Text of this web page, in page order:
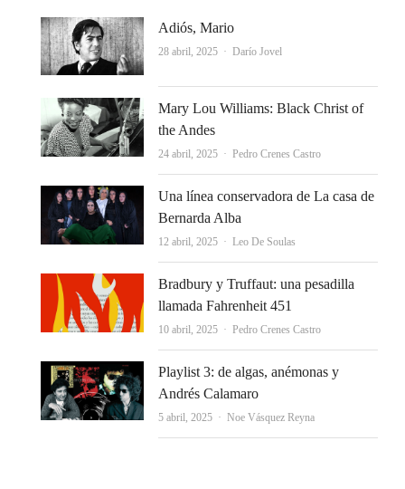
Adiós, Mario
28 abril, 2025 Autor
Darío Jovel
Mary Lou Williams: Black Christ of
the Andes
24 abril, 2025 Autor
Pedro Crenes Castro
Una línea conservadora de La casa de
Bernarda Alba
12 abril, 2025 Autor
Leo De Soulas
Bradbury y Truffaut: una pesadilla
llamada Fahrenheit 451
10 abril, 2025 Autor
Pedro Crenes Castro
Playlist 3: de algas, anémonas y
Andrés Calamaro
5 abril, 2025 Autor
Noe Vásquez Reyna